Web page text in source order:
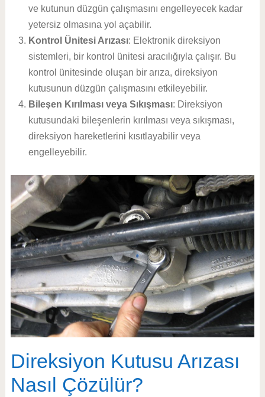
ve kutunun düzgün çalışmasını engelleyecek kadar
yetersiz olmasına yol açabilir.
Kontrol Ünitesi Arızası: Elektronik direksiyon
sistemleri, bir kontrol ünitesi aracılığıyla çalışır. Bu
kontrol ünitesinde oluşan bir arıza, direksiyon
kutusunun düzgün çalışmasını etkileyebilir.
Bileşen Kırılması veya Sıkışması: Direksiyon
kutusundaki bileşenlerin kırılması veya sıkışması,
direksiyon hareketlerini kısıtlayabilir veya
engelleyebilir.
Direksiyon Kutusu Arızası
Nasıl Çözülür?